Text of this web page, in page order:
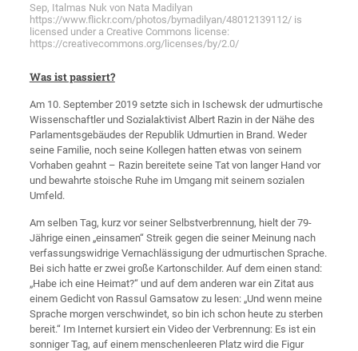
Sep, Italmas Nuk von Nata Madilyan
https://www.flickr.com/photos/bymadilyan/48012139112/ is
licensed under a Creative Commons license:
https://creativecommons.org/licenses/by/2.0/
Was ist passiert?
Am 10. September 2019 setzte sich in Ischewsk der udmurtische
Wissenschaftler und Sozialaktivist Albert Razin in der Nähe des
Parlamentsgebäudes der Republik Udmurtien in Brand. Weder
seine Familie, noch seine Kollegen hatten etwas von seinem
Vorhaben geahnt – Razin bereitete seine Tat von langer Hand vor
und bewahrte stoische Ruhe im Umgang mit seinem sozialen
Umfeld.
Am selben Tag, kurz vor seiner Selbstverbrennung, hielt der 79-
Jährige einen „einsamen“ Streik gegen die seiner Meinung nach
verfassungswidrige Vernachlässigung der udmurtischen Sprache.
Bei sich hatte er zwei große Kartonschilder. Auf dem einen stand:
„Habe ich eine Heimat?“ und auf dem anderen war ein Zitat aus
einem Gedicht von Rassul Gamsatow zu lesen: „Und wenn meine
Sprache morgen verschwindet, so bin ich schon heute zu sterben
bereit.“ Im Internet kursiert ein Video der Verbrennung: Es ist ein
sonniger Tag, auf einem menschenleeren Platz wird die Figur